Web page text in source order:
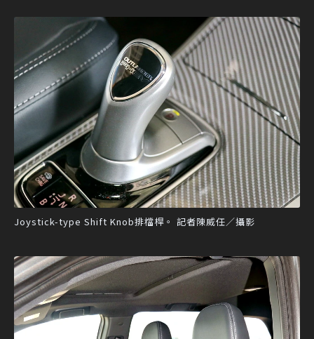
Joystick-type Shift Knob排檔桿。 記者陳威任／攝影